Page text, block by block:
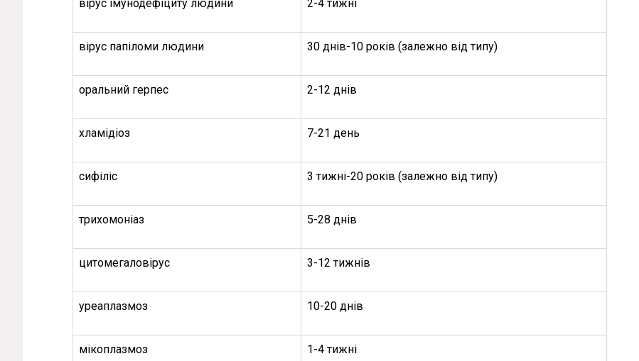
вірус імунодефіциту людини 2-4 тижні
вірус папіломи людини 30 днів-10 років (залежно від типу)
оральний герпес 2-12 днів
хламідіоз 7-21 день
сифіліс 3 тижні-20 років (залежно від типу)
трихомоніаз 5-28 днів
цитомегаловірус 3-12 тижнів
уреаплазмоз 10-20 днів
мікоплазмоз 1-4 тижні